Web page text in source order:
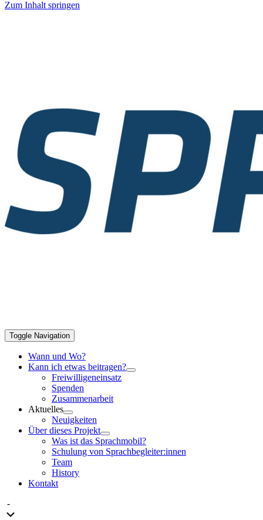
Zum Inhalt springen
Toggle Navigation
Wann und Wo?
Kann ich etwas beitragen?
Freiwilligeneinsatz
Spenden
Zusammenarbeit
Aktuelles
Neuigkeiten
Über dieses Projekt
Was ist das Sprachmobil?
Schulung von Sprachbegleiter:innen
Team
History
Kontakt
-